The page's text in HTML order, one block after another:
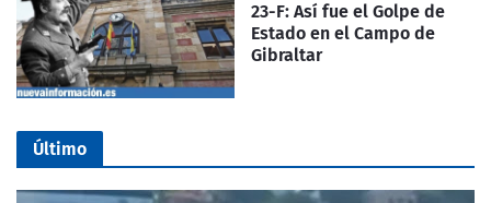
23-F: Así fue el Golpe de
Estado en el Campo de
Gibraltar
Último